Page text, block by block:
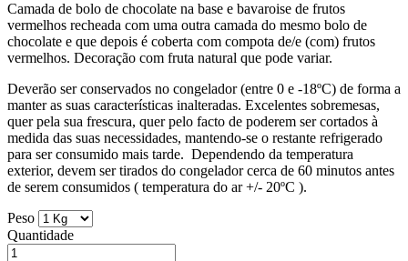
Camada de bolo de chocolate na base e bavaroise de frutos
vermelhos recheada com uma outra camada do mesmo bolo de
chocolate e que depois é coberta com compota de/e (com) frutos
vermelhos. Decoração com fruta natural que pode variar.
Deverão ser conservados no congelador (entre 0 e -18ºC) de forma a
manter as suas características inalteradas. Excelentes sobremesas,
quer pela sua frescura, quer pelo facto de poderem ser cortados à
medida das suas necessidades, mantendo-se o restante refrigerado
para ser consumido mais tarde. Dependendo da temperatura
exterior, devem ser tirados do congelador cerca de 60 minutos antes
de serem consumidos ( temperatura do ar +/- 20ºC ).
Peso
Quantidade